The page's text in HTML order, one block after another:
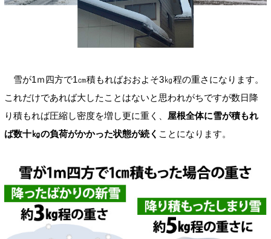
雪が1ｍ四方で1㎝積もればおおよそ3㎏程の重さになります。
これだけであれば大したことはないと思われがちですが数日降
り積もれば圧縮し密度を増し更に重く、 屋根全体に雪が積もれ
ば数十㎏の負荷がかかった状態が続く ことになります。